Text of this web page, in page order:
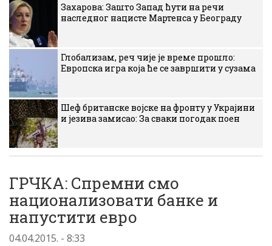
Захарова: Зашто Запад ћути на речи
наследног нацисте Мартенса у Београду
Глобализам, реч чије је време прошло:
Европска игра која ће се завршити у сузама
Шеф британске војске на фронту у Украјини
и језива замисао: За сваки погодак поен
ГРЧКА: Спремни смо
национализовати банке и
напустити евро
04.04.2015. - 8:33